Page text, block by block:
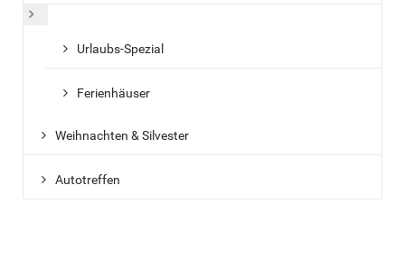
Urlaubs-Spezial
Ferienhäuser
Weihnachten & Silvester
Autotreffen